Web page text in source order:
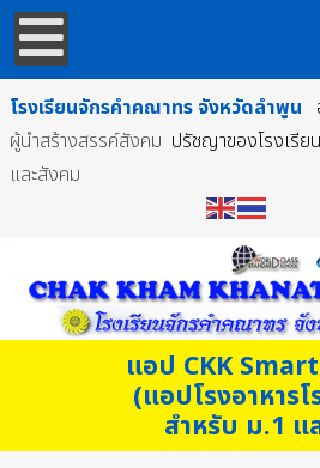
โรงเรียนจักรคำคณาทร จังหวัดลำพูน
ผู้นำสร้างสรรค์สังคม ปรัชญาของโรงเรีย
และสังคม
แอป CKK
(แอปโรงอาหาร
สำหรับ ม.1 แ